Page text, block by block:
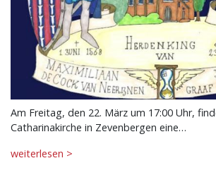
Am Freitag, den 22. März um 17:00 Uhr,
Catharinakirche in Zevenbergen eine…
weiterlesen >